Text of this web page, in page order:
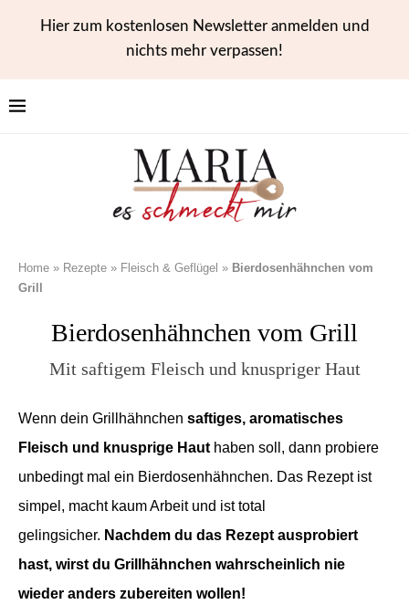
Hier zum kostenlosen Newsletter anmelden und
nichts mehr verpassen!
Home » Rezepte » Fleisch & Geflügel » Bierdosenhähnchen vom
Grill
Bierdosenhähnchen vom Grill
Mit saftigem Fleisch und knuspriger Haut
Wenn dein Grillhähnchen saftiges, aromatisches
Fleisch und knusprige Haut haben soll, dann probiere
unbedingt mal ein Bierdosenhähnchen. Das Rezept ist
simpel, macht kaum Arbeit und ist total
gelingsicher. Nachdem du das Rezept ausprobiert
hast, wirst du Grillhähnchen wahrscheinlich nie
wieder anders zubereiten wollen!